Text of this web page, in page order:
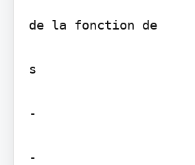
de la fonction de
s
-
-